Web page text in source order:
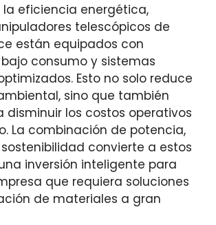
la eficiencia energética,
telescópicos de
están equipados con
consumo y sistemas
Esto no solo reduce
sino que también
disminuir los costos operativos
La combinación de potencia,
convierte a estos
inversión inteligente para
que requiera soluciones
de materiales a gran